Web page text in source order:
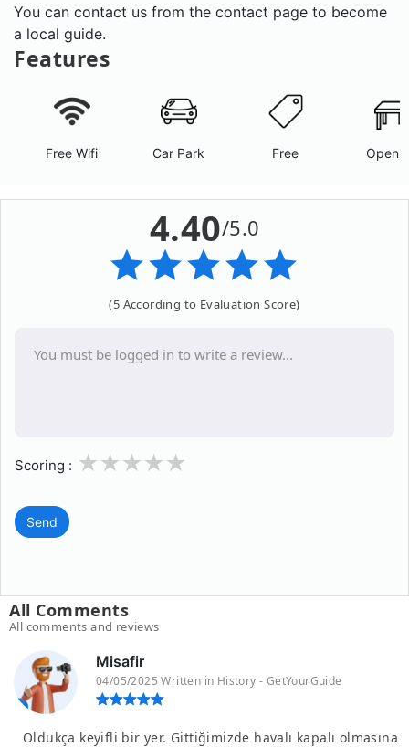
You can contact us from the contact page to become
a local guide.
Features
Free Wifi Car Park Free Open
4.40/5.0
(5 According to Evaluation Score)
Scoring : 3
2
1
Send
All Comments
All comments and reviews
Misafir
04/05/2025 Written in History - GetYourGuide
Oldukça keyifli bir yer. Gittiğimizde havalı kapalı olmasına